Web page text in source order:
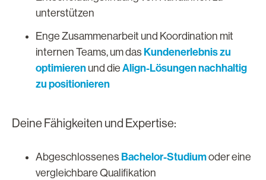
unterstützen
Enge Zusammenarbeit und Koordination mit
internen Teams, um das Kundenerlebnis zu
optimieren und die Align-Lösungen nachhaltig
zu positionieren
Deine Fähigkeiten und Expertise:
Abgeschlossenes Bachelor-Studiumoder eine
vergleichbare Qualifikation